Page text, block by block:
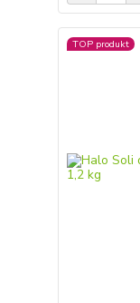
TOP produkt